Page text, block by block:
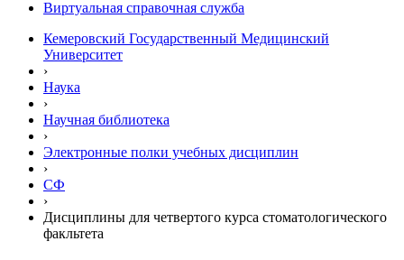
Виртуальная справочная служба
Кемеровский Государственный Медицинский
Университет
›
Наука
›
Научная библиотека
›
Электронные полки учебных диcциплин
›
СФ
›
Дисциплины для четвертого курса стоматологического
факльтета